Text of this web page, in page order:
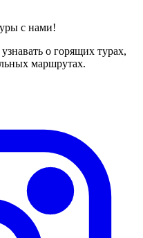
с нами!
о горящих турах,
маршрутах.